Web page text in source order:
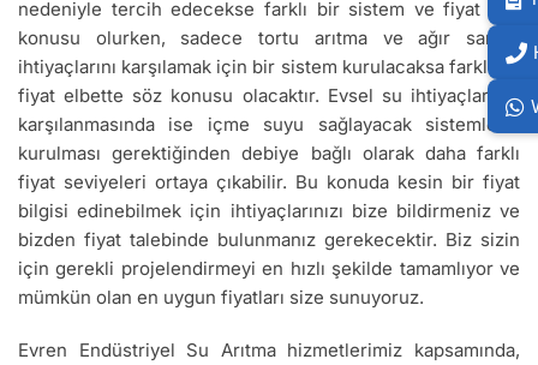
nedeniyle tercih edecekse farklı bir sistem ve fiyat söz
konusu olurken, sadece tortu arıtma ve ağır sanayi
ihtiyaçlarını karşılamak için bir sistem kurulacaksa farklı bir
fiyat elbette söz konusu olacaktır. Evsel su ihtiyaçlarının
karşılanmasında ise içme suyu sağlayacak sistemlerin
kurulması gerektiğinden debiye bağlı olarak daha farklı
fiyat seviyeleri ortaya çıkabilir. Bu konuda kesin bir fiyat
bilgisi edinebilmek için ihtiyaçlarınızı bize bildirmeniz ve
bizden fiyat talebinde bulunmanız gerekecektir. Biz sizin
için gerekli projelendirmeyi en hızlı şekilde tamamlıyor ve
mümkün olan en uygun fiyatları size sunuyoruz.
Evren Endüstriyel Su Arıtma hizmetlerimiz kapsamında,